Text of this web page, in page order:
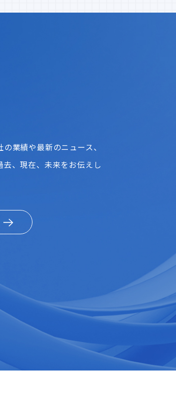
業績や最新のニュース、
、現在、未来をお伝えし